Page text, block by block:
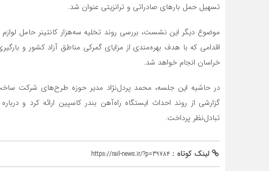
تسهیل حمل بارهای صادراتی و ترانزیتی عنوان شد.
موضوع دیگر این نشست، بررسی روند تخلیه سه‌هزار کانتینر حامل
اقدامی که با هدف بهره‌مندی از مزایای گمرکی مناطق آزاد کشور و
خراسان انجام خواهد شد.
در حاشیه این جلسه، محمد پردل‌نژاد مدیر حوزه طرح‌های شرکت
گزارشی از روند احداث ایستگاه راه‌آهن بندر کاسپین ارائه کرد و
تبادل‌نظر پرداخت.
لینک کوتاه : https://rail-news.ir/?p=39784